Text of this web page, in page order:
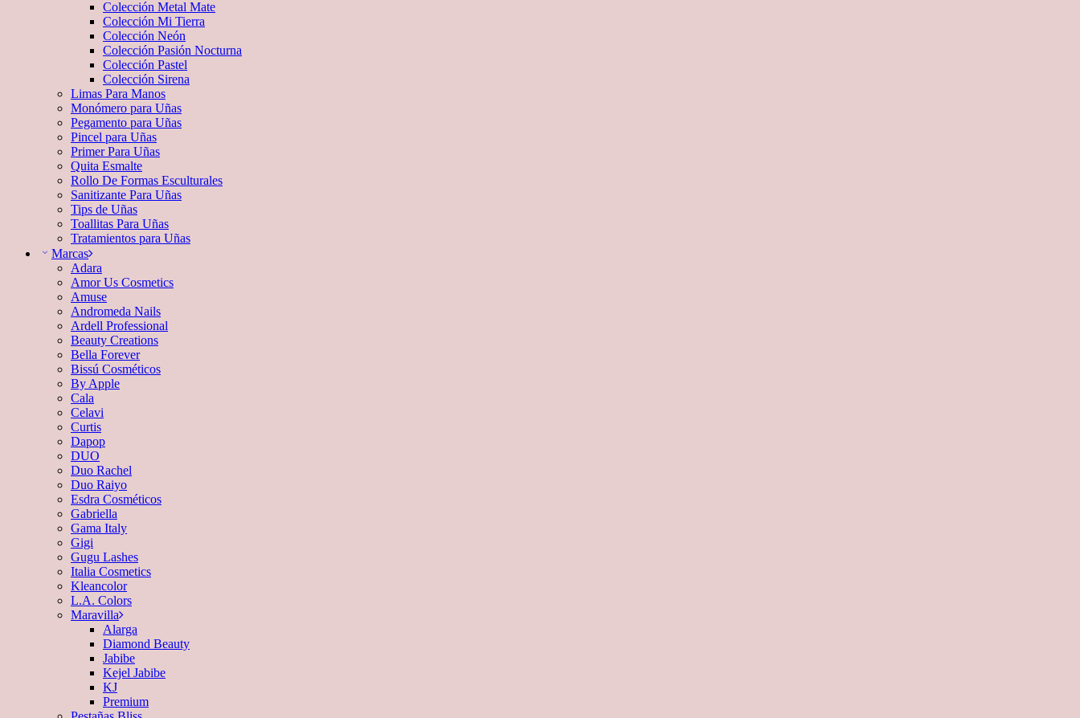
Colección Metal Mate
Colección Mi Tierra
Colección Neón
Colección Pasión Nocturna
Colección Pastel
Colección Sirena
Limas Para Manos
Monómero para Uñas
Pegamento para Uñas
Pincel para Uñas
Primer Para Uñas
Quita Esmalte
Rollo De Formas Esculturales
Sanitizante Para Uñas
Tips de Uñas
Toallitas Para Uñas
Tratamientos para Uñas
Marcas
Adara
Amor Us Cosmetics
Amuse
Andromeda Nails
Ardell Professional
Beauty Creations
Bella Forever
Bissú Cosméticos
By Apple
Cala
Celavi
Curtis
Dapop
DUO
Duo Rachel
Duo Raiyo
Esdra Cosméticos
Gabriella
Gama Italy
Gigi
Gugu Lashes
Italia Cosmetics
Kleancolor
L.A. Colors
Maravilla
Alarga
Diamond Beauty
Jabibe
Kejel Jabibe
KJ
Premium